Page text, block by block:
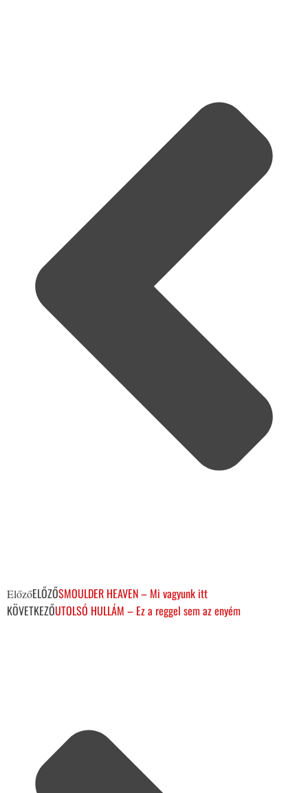
ElőzőELŐZŐSMOULDER HEAVEN – Mi vagyunk itt
KÖVETKEZŐUTOLSÓ HULLÁM – Ez a reggel sem az enyém